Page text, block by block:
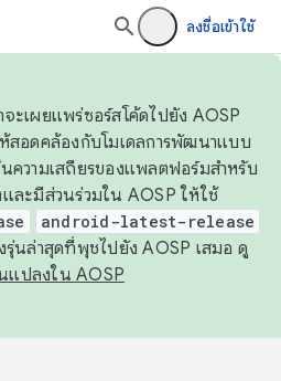
ลงชื่อเข้าใช้
ะเผยแพร่ซอร์สโค้ดไปยัง AOSP
สอดคล้องกับโมเดลการพัฒนาแบบ
ความเสถียรของแพลตฟอร์มสำหรับ
และมีส่วนร่วมใน AOSP ให้ใช้
android-latest-release
นล่าสุดที่พุชไปยัง AOSP เสมอ ดู
แปลงใน AOSP